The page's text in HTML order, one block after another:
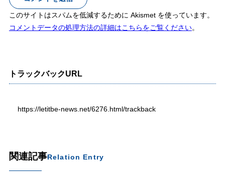
このサイトはスパムを低減するために Akismet を使っています。
コメントデータの処理方法の詳細はこちらをご覧ください。
トラックバックURL
https://letitbe-news.net/6276.html/trackback
関連記事Relation Entry